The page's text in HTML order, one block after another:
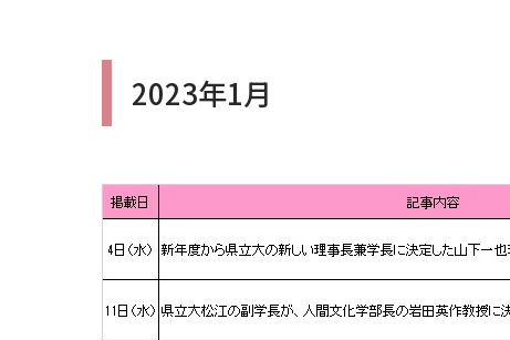
2023年1月